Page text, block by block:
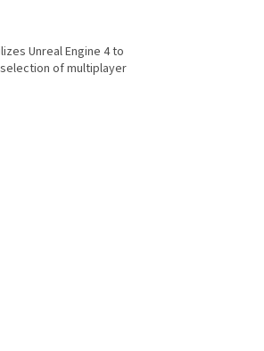
Unreal Engine 4 to
of multiplayer